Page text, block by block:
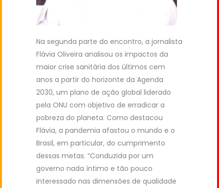
Na segunda parte do encontro, a jornalista
Flávia Oliveira analisou os impactos da
maior crise sanitária dos últimos cem
anos a partir do horizonte da Agenda
2030, um plano de ação global liderado
pela ONU com objetivo de erradicar a
pobreza do planeta. Como destacou
Flávia, a pandemia afastou o mundo e o
Brasil, em particular, do cumprimento
dessas metas. “Conduzida por um
governo nada íntimo e tão pouco
interessado nas dimensões de qualidade